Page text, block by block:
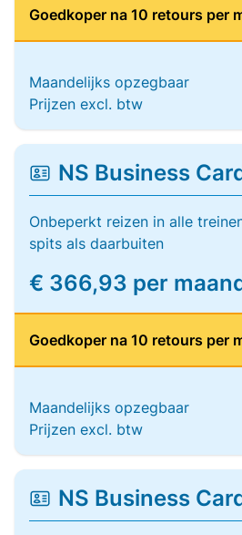
Goedkoper na 10 retours per
Maandelijks opzegbaar
Prijzen excl. btw
NS Business
Onbeperkt reizen in alle
spits als daarbuiten
€ 366,93 per
Goedkoper na 10 retours per
Maandelijks opzegbaar
Prijzen excl. btw
NS Business